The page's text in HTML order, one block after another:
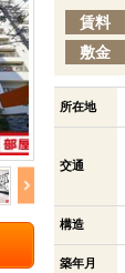
賃料
敷金
所在地
交通
構造
築年月